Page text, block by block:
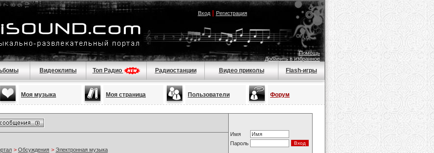
Вход| Регистрация
Помощь
Добавить в избранное
Видеоклипы Топ Радио Радиостанции Видео приколы Flash-игры
Моя музыка Моя страница Пользователи Форум
Имя
Пароль
> Обсуждения > Электронная музыка